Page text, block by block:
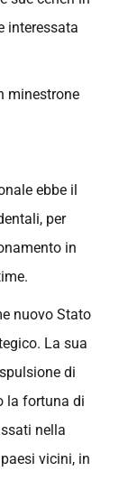
interessata
minestrone
ebbe il
per
in
nuovo Stato
La sua
di
la fortuna di
nella
vicini, in